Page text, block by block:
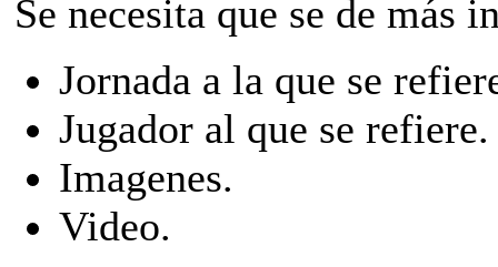
Se necesita que se de más
Jornada a la que se
Jugador al que se refiere.
Imagenes.
Video.